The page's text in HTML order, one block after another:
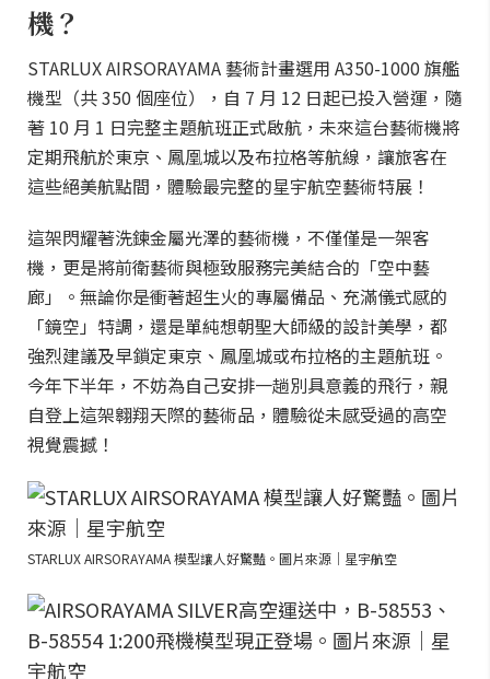
機？
STARLUX AIRSORAYAMA 藝術計畫選用 A350-1000 旗艦
機型（共 350 個座位），自 7 月 12 日起已投入營運，隨
著 10 月 1 日完整主題航班正式啟航，未來這台藝術機將
定期飛航於東京、鳳凰城以及布拉格等航線，讓旅客在
這些絕美航點間，體驗最完整的星宇航空藝術特展！
這架閃耀著洗鍊金屬光澤的藝術機，不僅僅是一架客
機，更是將前衛藝術與極致服務完美結合的「空中藝
廊」。無論你是衝著超生火的專屬備品、充滿儀式感的
「鏡空」特調，還是單純想朝聖大師級的設計美學，都
強烈建議及早鎖定東京、鳳凰城或布拉格的主題航班。
今年下半年，不妨為自己安排一趟別具意義的飛行，親
自登上這架翱翔天際的藝術品，體驗從未感受過的高空
視覺震撼！
STARLUX AIRSORAYAMA 模型讓人好驚豔。圖片來源｜星宇航空